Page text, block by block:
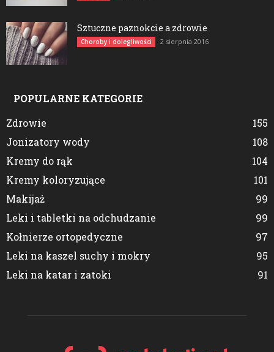
Sztuczne paznokcie a zdrowie
Choroby i dolegliwości 2 sierpnia 2016
POPULARNE KATEGORIE
Zdrowie
155
Jonizatory wody
108
Kremy do rąk
104
Kremy koloryzujące
101
Makijaż
99
Leki i tabletki na odchudzanie
99
Kołnierze ortopedyczne
97
Leki na kaszel suchy i mokry
95
Leki na katar i zatoki
91